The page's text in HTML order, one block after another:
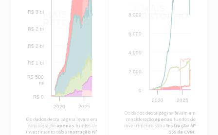
2020 2025
R$ 0
R$ 500
mi
R$ 1 bi
R$ 2 bi
R$ 2 bi
R$ 3 bi
Os dados desta página levam em
consideração apenas fundos de
investimento sob a Instrução Nº
2020 2025
0
2.000
4.000
6.000
8.000
Os dados desta página levam em
consideração apenas fundos de
investimento sob a Instrução Nº
555 da CVM.